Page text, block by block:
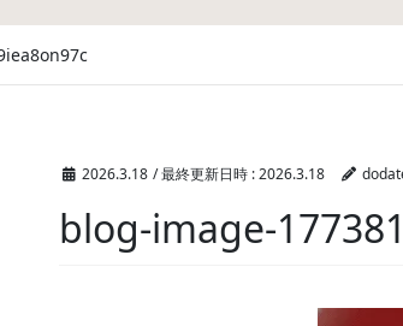
2026.3.18 / 最終更新日時 :2026.3.18
blog-image-